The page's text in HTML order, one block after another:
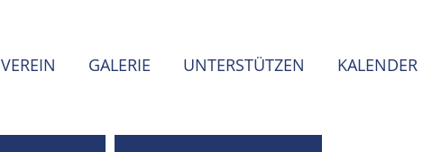
VEREIN GALERIE UNTERSTÜTZEN KALENDER